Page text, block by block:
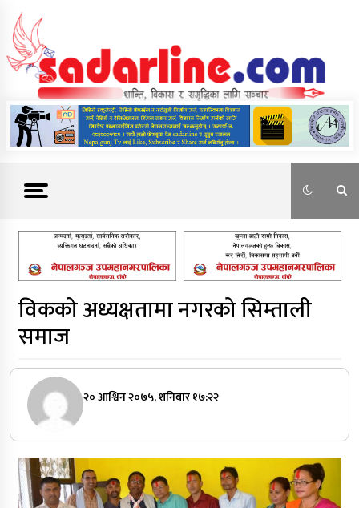
content
News For Nepal
विकको अध्यक्षतामा नगरको सिम्ताली
समाज
२० आश्विन २०७५, शनिबार १७:२२